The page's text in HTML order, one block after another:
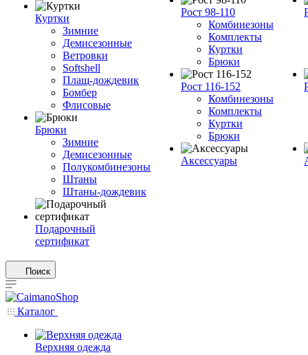
Куртки
Зимние
Демисезонные
Ветровки
Softshell
Плащ-дождевик
Бомбер
Флисовые
Брюки
Зимние
Демисезонные
Полукомбинезоны
Штаны
Штаны-дождевик
Подарочный
сертификат
Рост 98-110
Комбинезоны
Комплекты
Куртки
Брюки
Рост 116-152
Комбинезоны
Комплекты
Куртки
Брюки
Аксессуары
Поиск
Каталог
Верхняя одежда